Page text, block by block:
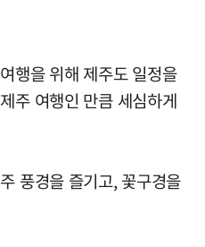
행을 위해 제주도 일정을
주 여행인 만큼 세심하게
풍경을 즐기고, 꽃구경을